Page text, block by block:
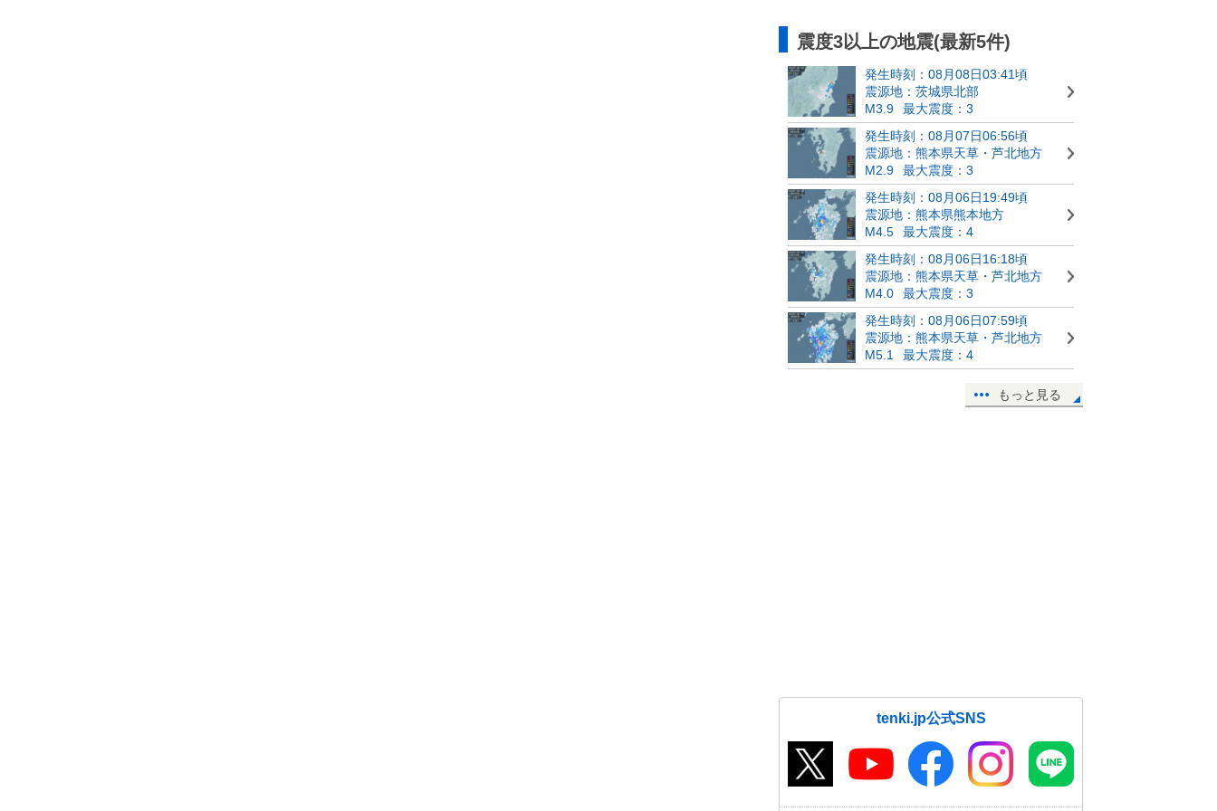
震度3以上の地震(最新5件)
発生時刻：08月08日03:41頃
震源地：茨城県北部
M3.9
最大震度：3
発生時刻：08月07日06:56頃
震源地：熊本県天草・芦北地方
M2.9
最大震度：3
発生時刻：08月06日19:49頃
震源地：熊本県熊本地方
M4.5
最大震度：4
発生時刻：08月06日16:18頃
震源地：熊本県天草・芦北地方
M4.0
最大震度：3
発生時刻：08月06日07:59頃
震源地：熊本県天草・芦北地方
M5.1
最大震度：4
もっと見る
tenki.jp公式SNS